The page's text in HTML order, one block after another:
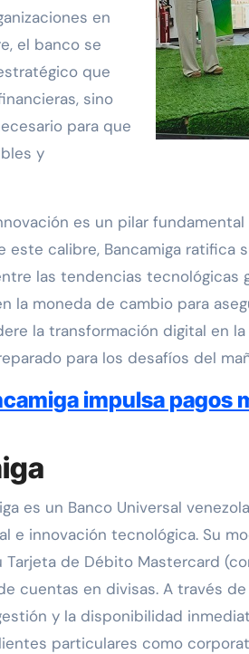
en
el banco se
que
sino
para que
y
es un pilar
este calibre, Bancamiga ratifica
las tendencias tecnológicas
la moneda de cambio para
la transformación digital en
para los desafíos del
impulsa pagos
es un Banco Universal
e innovación tecnológica. Su
de Débito Mastercard
cuentas en divisas. A través
y la disponibilidad
particulares como